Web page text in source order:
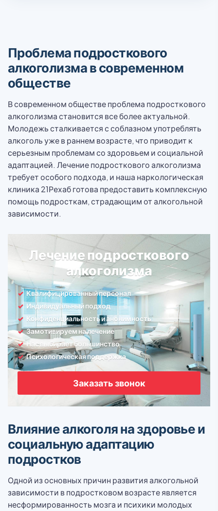
Проблема подросткового
алкоголизма в современном
обществе
В современном обществе проблема подросткового
алкоголизма становится все более актуальной.
Молодежь сталкивается с соблазном употреблять
алкоголь уже в раннем возрасте, что приводит к
серьезным проблемам со здоровьем и социальной
адаптацией. Лечение подросткового алкоголизма
требует особого подхода, и наша наркологическая
клиника 21Рехаб готова предоставить комплексную
помощь подросткам, страдающим от алкогольной
зависимости.
Лечение подросткового
алкоголизма
Квалифицированный персонал
Индивидуальный подход
Конфиденциальность и анонимность
Замотивируем на лечение
Нас выбирает большинство
Психологическая поддержка
Заказать звонок
Влияние алкоголя на здоровье и
социальную адаптацию
подростков
Одной из основных причин развития алкогольной
зависимости в подростковом возрасте является
несформированность мозга и психики молодых